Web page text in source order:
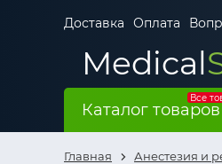
Доставка Оплата
Medical
Все
Каталог товаров
Главная Анестезия и